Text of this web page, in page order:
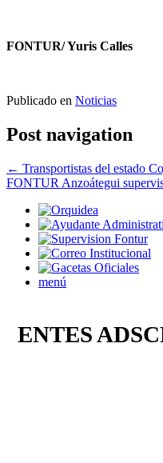
FONTUR/ Yuris Calles
Publicado en Noticias
Post navigation
← Transportistas del estado
FONTUR Anzoátegui
menú
ENTES